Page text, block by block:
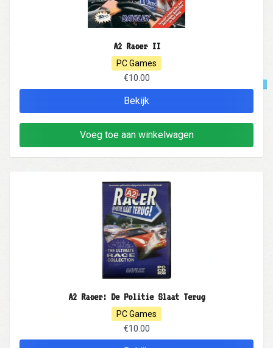
A2 Racer II
PC Games
€10.00
Bekijk
Voeg toe aan winkelwagen
A2 Racer: De Politie Slaat Terug
PC Games
€10.00